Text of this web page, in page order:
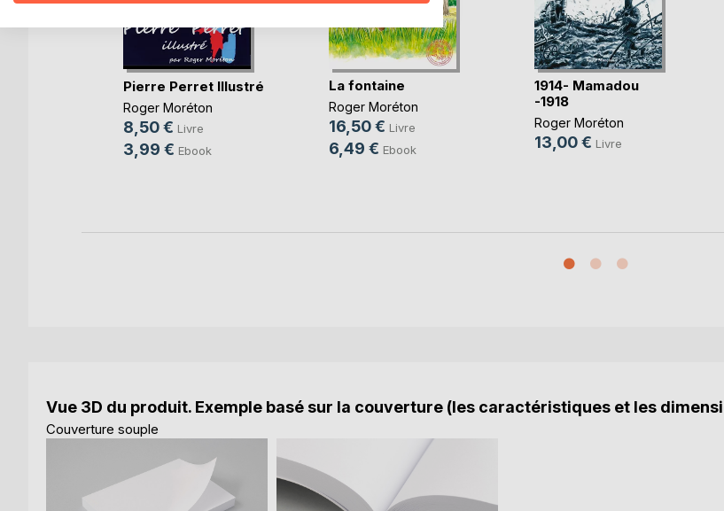
Pierre Perret Illustré
Roger Moréton
8,50 € Livre
3,99 € Ebook
La fontaine
Roger Moréton
16,50 € Livre
6,49 € Ebook
1914- Mamadou
-1918
Roger Moréton
13,00 € Livre
Vue 3D du produit. Exemple basé sur la couverture (les caractéristiques et les
Couverture souple